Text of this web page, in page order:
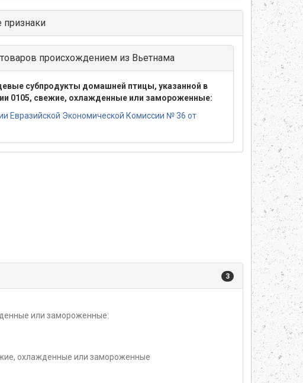
происхождением из Вьетнама
субпродукты домашней птицы, указанной в
0105, свежие, охлажденные или замороженные:
Евразийской Экономической Комиссии № 36 от
3
или замороженные:
охлажденные или замороженные